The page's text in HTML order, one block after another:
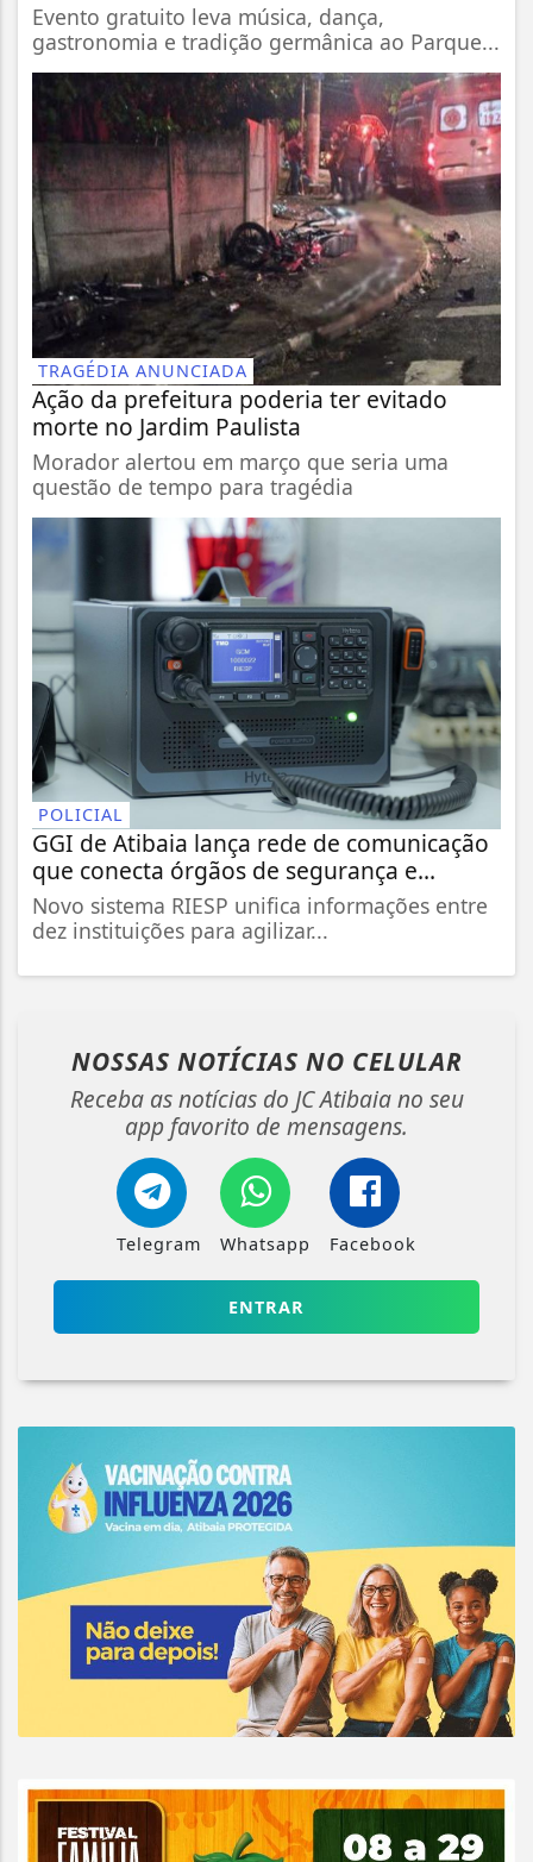
Evento gratuito leva música, dança,
gastronomia e tradição germânica ao Parque...
TRAGÉDIA ANUNCIADA
Ação da prefeitura poderia ter evitado
morte no Jardim Paulista
Morador alertou em março que seria uma
questão de tempo para tragédia
POLICIAL
GGI de Atibaia lança rede de comunicação
que conecta órgãos de segurança e...
Novo sistema RIESP unifica informações entre
dez instituições para agilizar...
NOSSAS NOTÍCIAS NO CELULAR
Receba as notícias do JC Atibaia no seu
app favorito de mensagens.
Telegram Whatsapp Facebook
ENTRAR